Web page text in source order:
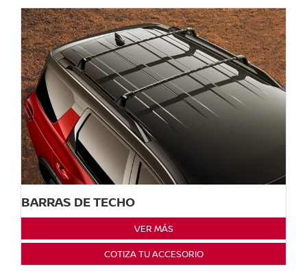
BARRAS DE TECHO
VER MÁS
COTIZA TU ACCESORIO